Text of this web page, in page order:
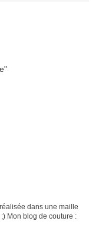
dans une maille
Mon blog de couture :